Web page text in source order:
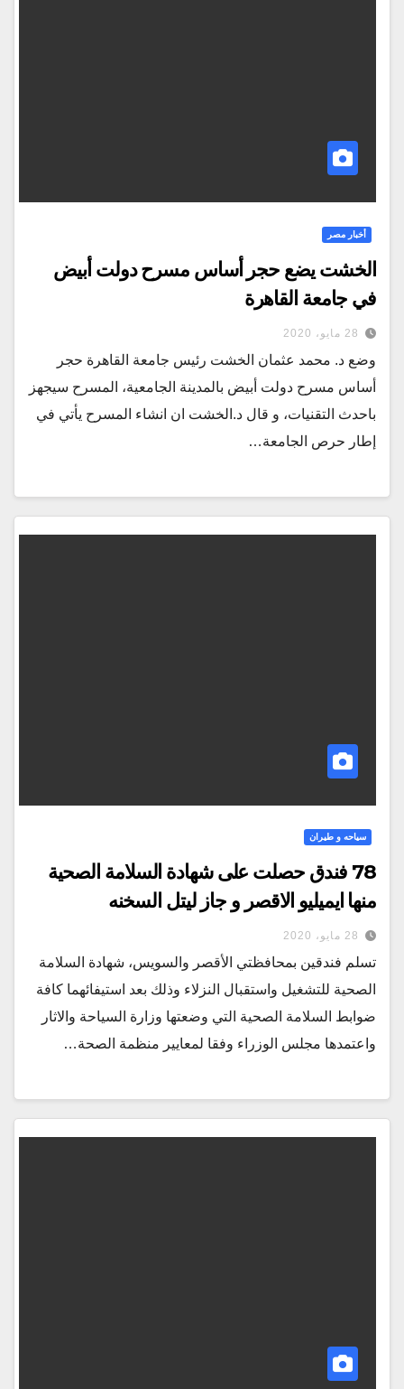
أخبار مصر
الخشت يضع حجر أساس مسرح دولت أبيض
في جامعة القاهرة
28 مايو، 2020
وضع د. محمد عثمان الخشت رئيس جامعة القاهرة حجر
أساس مسرح دولت أبيض بالمدينة الجامعية، المسرح سيجهز
باحدث التقنيات، و قال د.الخشت ان انشاء المسرح يأتي في
إطار حرص الجامعة…
سياحه و طيران
78 فندق حصلت على شهادة السلامة الصحية
منها ايميليو الاقصر و جاز ليتل السخنه
28 مايو، 2020
تسلم فندقين بمحافظتي الأقصر والسويس، شهادة السلامة
الصحية للتشغيل واستقبال النزلاء وذلك بعد استيفائهما كافة
ضوابط السلامة الصحية التي وضعتها وزارة السياحة والاثار
واعتمدها مجلس الوزراء وفقا لمعايير منظمة الصحة…